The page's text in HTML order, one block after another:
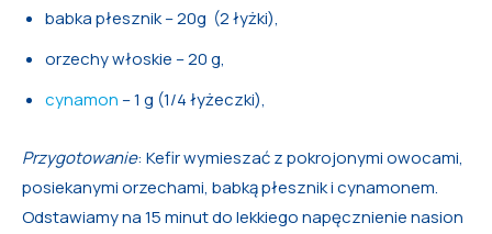
babka płesznik – 20g (2 łyżki),
orzechy włoskie – 20 g,
cynamon – 1 g (1/4 łyżeczki),
Przygotowanie: Kefir wymieszać z pokrojonymi owocami,
posiekanymi orzechami, babką płesznik i cynamonem.
Odstawiamy na 15 minut do lekkiego napęcznienie nasion